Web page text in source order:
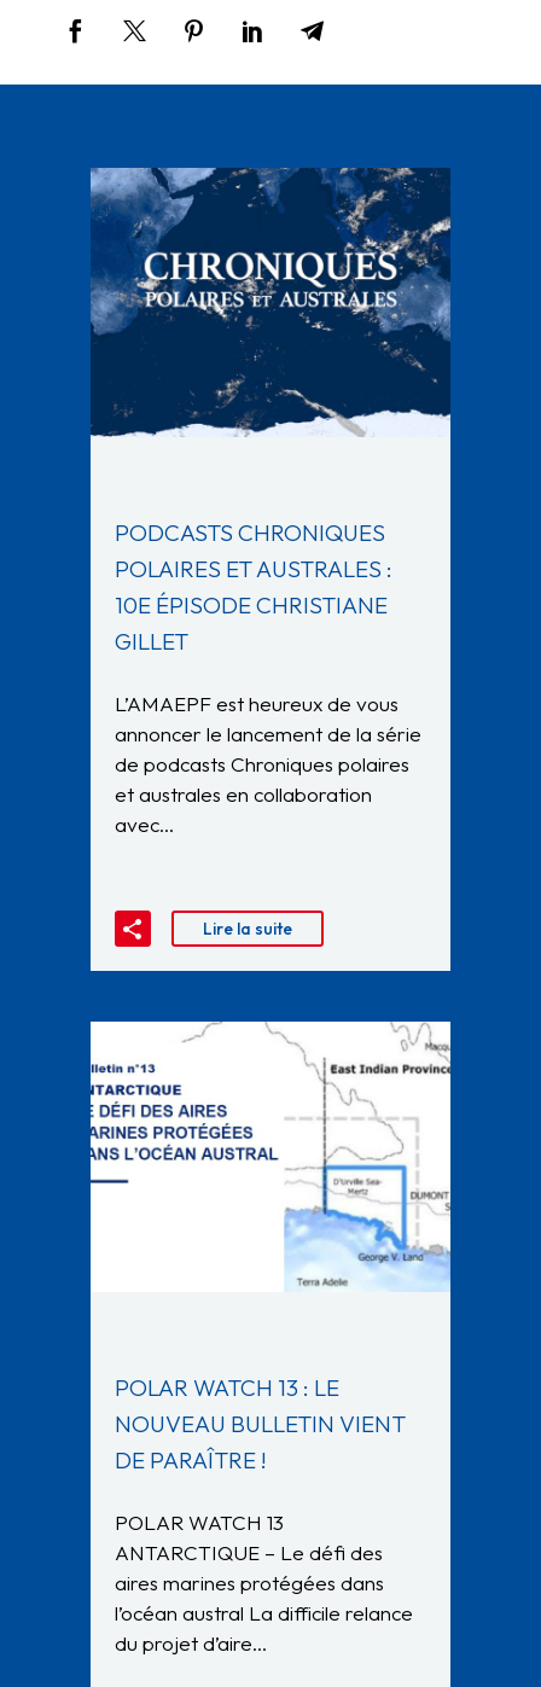
PODCASTS CHRONIQUES
POLAIRES ET AUSTRALES :
10E ÉPISODE CHRISTIANE
GILLET
L’AMAEPF est heureux de vous
annoncer le lancement de la série
de podcasts Chroniques polaires
et australes en collaboration
avec…
Lire la suite
POLAR WATCH 13 : LE
NOUVEAU BULLETIN VIENT
DE PARAÎTRE !
POLAR WATCH 13
ANTARCTIQUE – Le défi des
aires marines protégées dans
l’océan austral La difficile relance
du projet d’aire…